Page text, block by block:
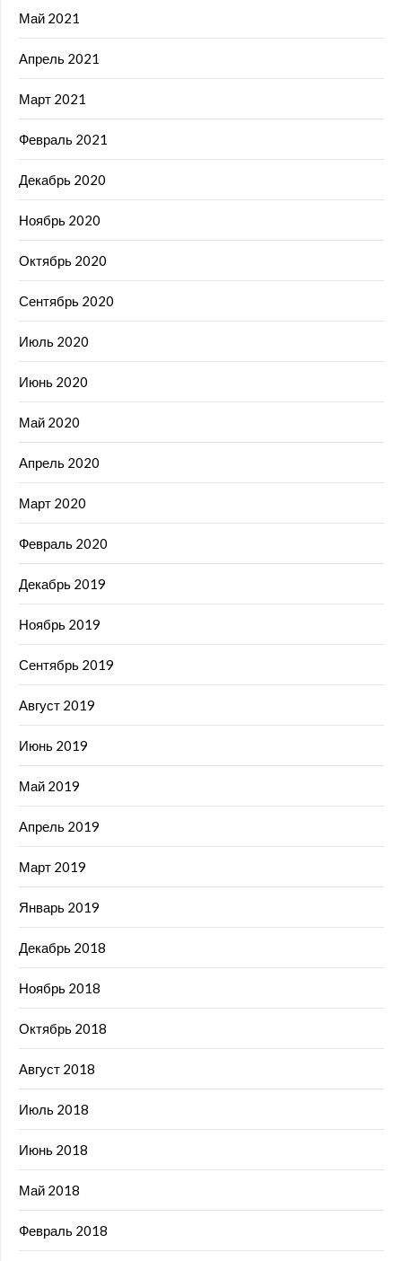
Май 2021
Апрель 2021
Март 2021
Февраль 2021
Декабрь 2020
Ноябрь 2020
Октябрь 2020
Сентябрь 2020
Июль 2020
Июнь 2020
Май 2020
Апрель 2020
Март 2020
Февраль 2020
Декабрь 2019
Ноябрь 2019
Сентябрь 2019
Август 2019
Июнь 2019
Май 2019
Апрель 2019
Март 2019
Январь 2019
Декабрь 2018
Ноябрь 2018
Октябрь 2018
Август 2018
Июль 2018
Июнь 2018
Май 2018
Февраль 2018